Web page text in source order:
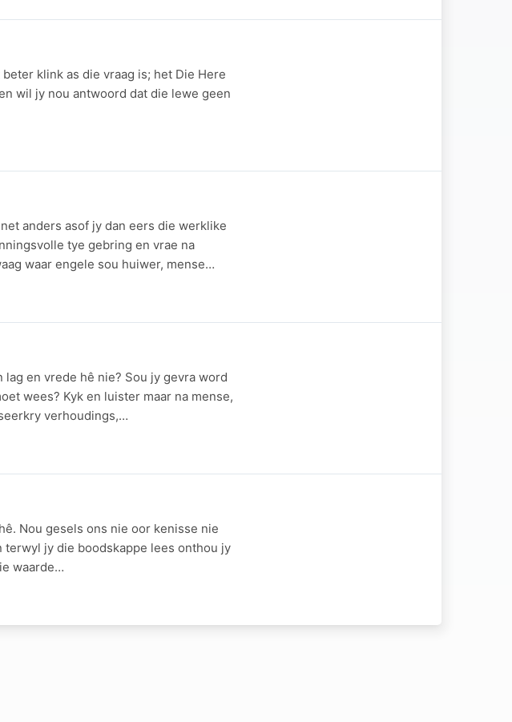
klink as die vraag is; het Die Here
wil jy nou antwoord dat die lewe geen
anders asof jy dan eers die werklike
tye gebring en vrae na
waar engele sou huiwer, mense…
lag en vrede hê nie? Sou jy gevra word
wees? Kyk en luister maar na mense,
verhoudings,…
Nou gesels ons nie oor kenisse nie
terwyl jy die boodskappe lees onthou jy
waarde…